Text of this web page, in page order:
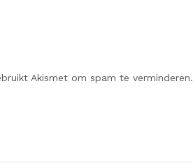
Akismet om spam te verminderen.